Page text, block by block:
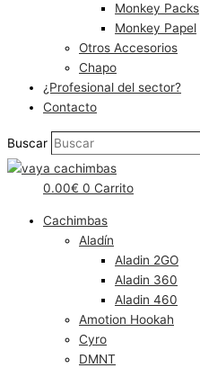
Monkey Packs
Monkey Papel
Otros Accesorios
Chapo
¿Profesional del sector?
Contacto
Buscar
0.00€ 0 Carrito
Cachimbas
Aladín
Aladin 2GO
Aladin 360
Aladin 460
Amotion Hookah
Cyro
DMNT